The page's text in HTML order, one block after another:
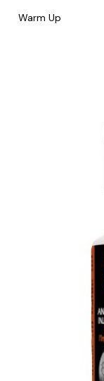
Warm Up